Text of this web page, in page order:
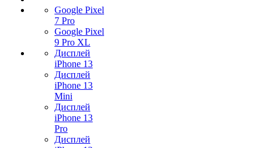
Google Pixel
7 Pro
Google Pixel
9 Pro XL
Дисплей
iPhone 13
Дисплей
iPhone 13
Mini
Дисплей
iPhone 13
Pro
Дисплей